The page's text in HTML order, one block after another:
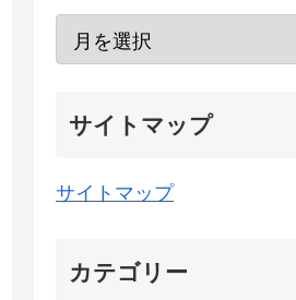
サイトマップ
サイトマップ
カテゴリー